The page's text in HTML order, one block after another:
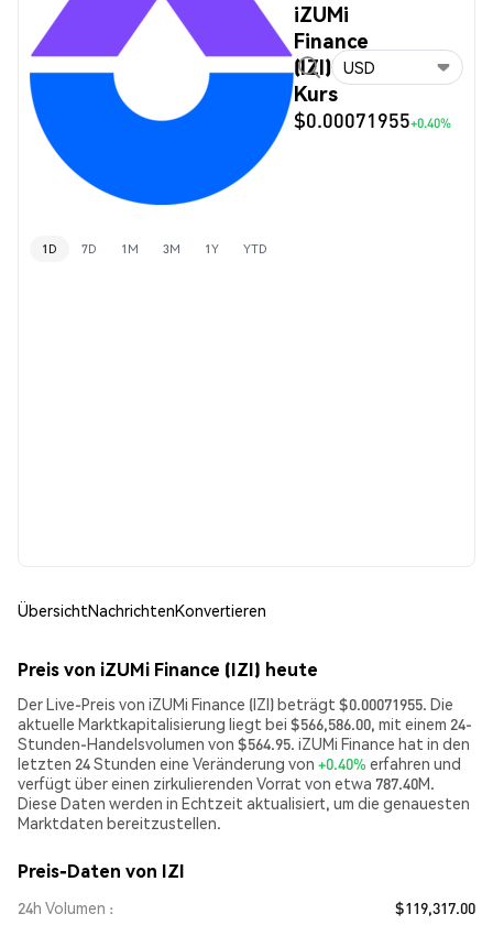
iZUMi
Finance
(IZI)
Kurs
$0.00071955+0.40%
USD
1D 7D 1M 3M 1Y YTD
ÜbersichtNachrichtenKonvertieren
Preis von iZUMi Finance (IZI) heute
Der Live-Preis von iZUMi Finance (IZI) beträgt $0.00071955. Die
aktuelle Marktkapitalisierung liegt bei $566,586.00, mit einem 24-
Stunden-Handelsvolumen von $564.95. iZUMi Finance hat in den
letzten 24 Stunden eine Veränderung von +0.40% erfahren und
verfügt über einen zirkulierenden Vorrat von etwa 787.40M.
Diese Daten werden in Echtzeit aktualisiert, um die genauesten
Marktdaten bereitzustellen.
Preis-Daten von IZI
24h Volumen
$119,317.00